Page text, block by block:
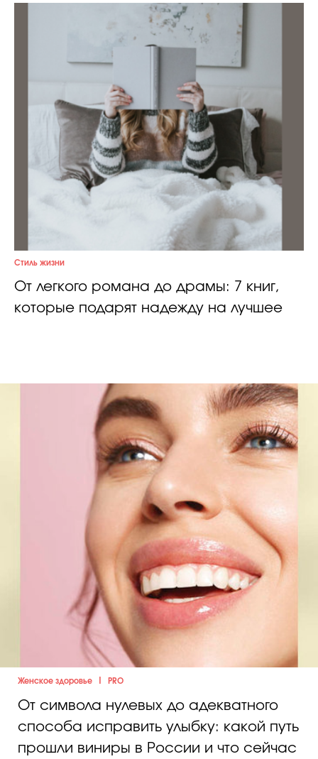
Стиль жизни
От легкого романа до драмы: 7 книг,
которые подарят надежду на лучшее
Женское здоровье PRO
От символа нулевых до адекватного
способа исправить улыбку: какой путь
прошли виниры в России и что сейчас